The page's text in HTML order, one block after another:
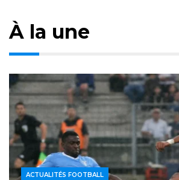
À la une
ACTUALITÉS FOOTBALL